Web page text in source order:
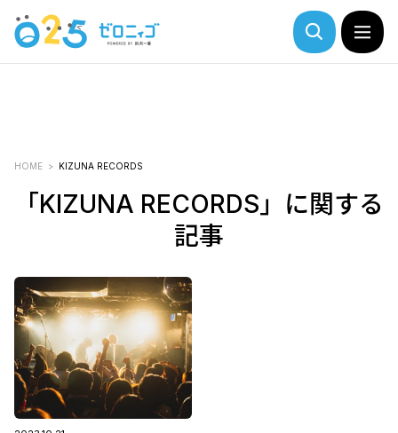
HOME KIZUNA RECORDS
「KIZUNA RECORDS」に関する
記事